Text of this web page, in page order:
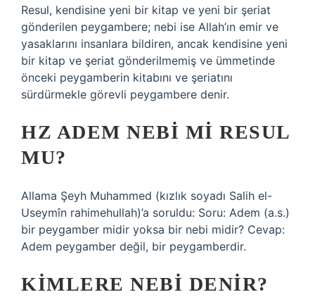
Resul, kendisine yeni bir kitap ve yeni bir şeriat
gönderilen peygambere; nebi ise Allah’ın emir ve
yasaklarını insanlara bildiren, ancak kendisine yeni
bir kitap ve şeriat gönderilmemiş ve ümmetinde
önceki peygamberin kitabını ve şeriatını
sürdürmekle görevli peygambere denir.
HZ ADEM NEBI MI RESUL
MU?
Allama Şeyh Muhammed (kızlık soyadı Salih el-
Useymîn rahimehullah)’a soruldu: Soru: Adem (a.s.)
bir peygamber midir yoksa bir nebi midir? Cevap:
Adem peygamber değil, bir peygamberdir.
KIMLERE NEBI DENIR?